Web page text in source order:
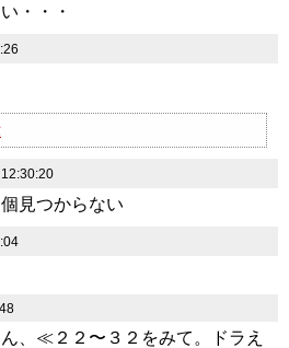
・・・
見つからない
、≪２２〜３２をみて。ドラえ